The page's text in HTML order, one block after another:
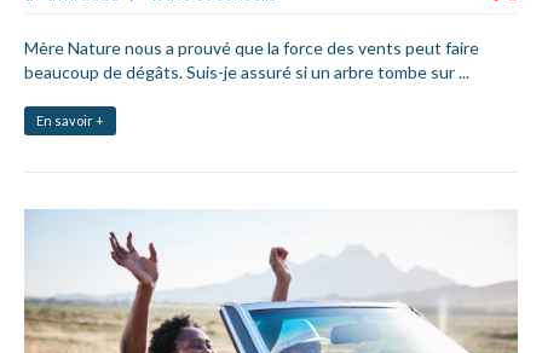
Mère Nature nous a prouvé que la force des vents peut faire
beaucoup de dégâts. Suis-je assuré si un arbre tombe sur ...
En savoir +